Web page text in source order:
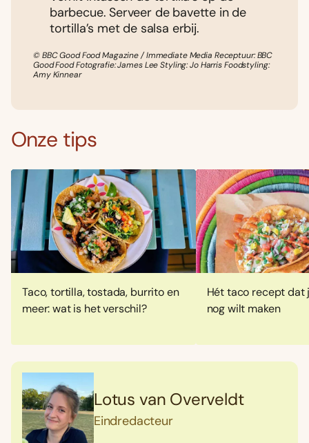
barbecue. Serveer de bavette in de
tortilla’s met de salsa erbij.
© BBC Good Food Magazine / Immediate Media Receptuur: BBC
Good Food Fotografie: James Lee Styling: Jo Harris Foodstyling:
Amy Kinnear
Onze tips
Taco, tortilla, tostada, burrito en
meer: wat is het verschil?
Hét taco recept dat
nog wilt maken
Lotus van Overveldt
Eindredacteur